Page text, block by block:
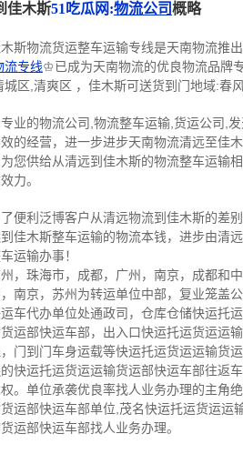
佳木斯51吃瓜网:物流公司概略
斯物流货运整车运输专线是天南物流推
流专线♔已成为天南物流的优良物流品牌
城区,清爽区 ，佳木斯可送货到门地域:春
业的物流公司,物流整车运输,货运公司,
的经营，进一步进步天南物流清远至佳
您供给从清远到佳木斯的物流整车运输
力。
便利泛博客户从清远物流到佳木斯的差
佳木斯整车运输的物流本钱，进步由清
运输办事！
，珠海市，成都，广州，南京，成都和
南京，苏州为转运单位中部，复业笼盖
车代办单位处通政司，仓库仓储快运托
运部快运车部，出入口快运托运货运运
门到门车身运载等快运托运货运运输货
快运托运货运运输货运部快运车部往返
。单位承袭优良率找人业务办理的主角
运部快运车部单位,茂名快运托运货运
运部快运车部找人业务办理。